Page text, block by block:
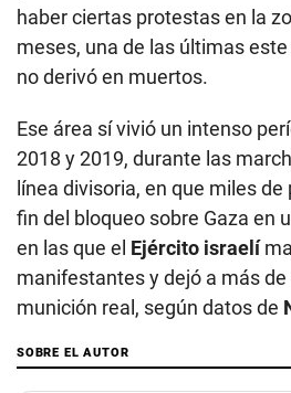
haber ciertas protestas en la
meses, una de las últimas
no derivó en muertos.
Ese área sí vivió un intenso
2018 y 2019, durante las
línea divisoria, en que miles
fin del bloqueo sobre Gaza en
en las que el Ejército israelí
manifestantes y dejó a más
munición real, según datos de
SOBRE EL AUTOR